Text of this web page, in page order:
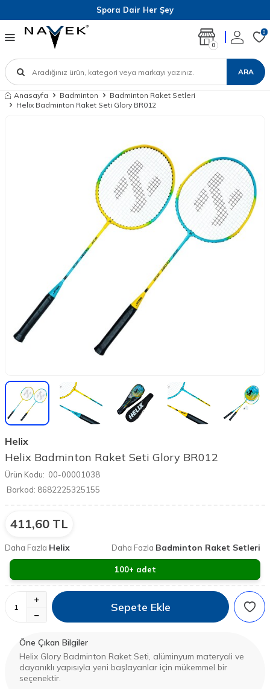
Spora Dair Her Şey
ARA
0
0
Anasayfa Badminton
Badminton Raket Setleri
Helix Badminton Raket Seti Glory BR012
Helix
Helix Badminton Raket Seti Glory BR012
Ürün Kodu: 00-00001038
Barkod: 8682225325155
411,60 TL
Daha Fazla Helix Daha Fazla Badminton Raket Setleri
100+ adet
Sepete Ekle
Öne Çıkan Bilgiler
Helix Glory Badminton Raket Seti, alüminyum materyali ve
dayanıklı yapısıyla yeni başlayanlar için mükemmel bir
seçenektir.